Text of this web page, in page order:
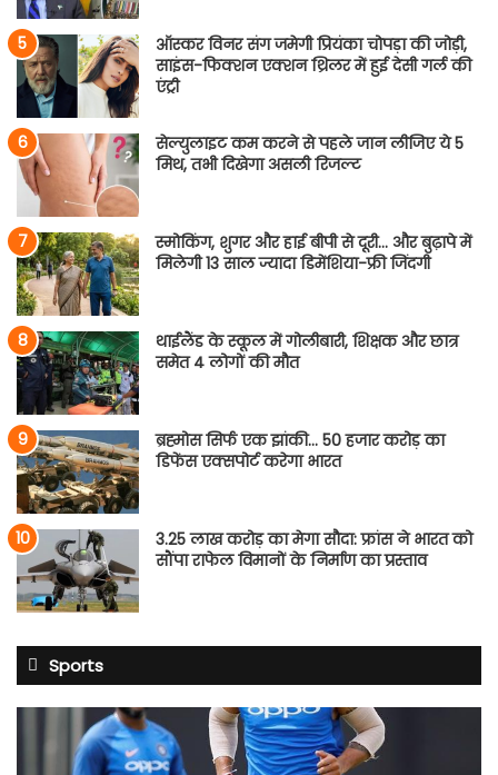
ऑस्कर विनर संग जमेगी प्रियंका चोपड़ा की जोड़ी,
साइंस-फिक्शन एक्शन थ्रिलर में हुई देसी गर्ल की
एंट्री
सेल्युलाइट कम करने से पहले जान लीजिए ये 5
मिथ, तभी दिखेगा असली रिजल्ट
स्मोकिंग, शुगर और हाई बीपी से दूरी… और बुढ़ापे में
मिलेगी 13 साल ज्यादा डिमेंशिया-फ्री जिंदगी
थाईलैंड के स्कूल में गोलीबारी, शिक्षक और छात्र
समेत 4 लोगों की मौत
ब्रह्मोस सिर्फ एक झांकी… 50 हजार करोड़ का
डिफेंस एक्सपोर्ट करेगा भारत
3.25 लाख करोड़ का मेगा सौदा: फ्रांस ने भारत को
सौंपा राफेल विमानों के निर्माण का प्रस्ताव
Sports